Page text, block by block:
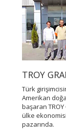
TROY
Türk
Amerikan
başaran
ülke
pazarında.